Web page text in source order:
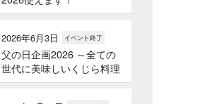
2026年6月3日 イベント終了
父の日企画2026 ～全ての
世代に美味しいくじら料理
を！～